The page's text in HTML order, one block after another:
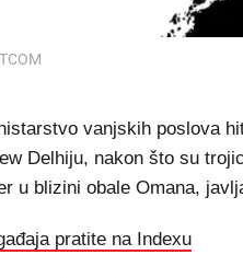
vanjskih poslova
Delhiju, nakon što su
u blizini obale Omana,
pratite na Indexu